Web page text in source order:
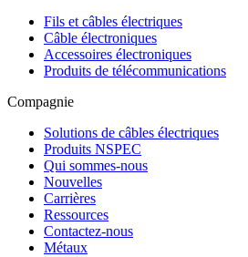
Fils et câbles électriques
Câble électroniques
Accessoires électroniques
Produits de télécommunications
Compagnie
Solutions de câbles électriques
Produits NSPEC
Qui sommes-nous
Nouvelles
Carrières
Ressources
Contactez-nous
Métaux